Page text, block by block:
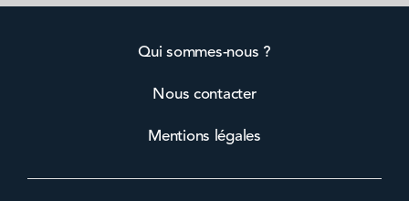
Qui sommes-nous ?
Nous contacter
Mentions légales